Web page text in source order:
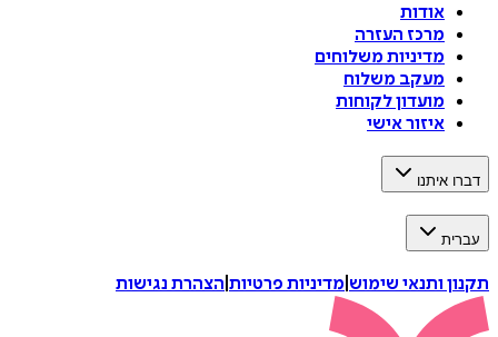
אודות
מרכז העזרה
מדיניות משלוחים
מעקב משלוח
מועדון לקוחות
איזור אישי
דברו איתנו
עברית
תקנון ותנאי שימוש מדיניות פרטיות הצהרת נגישות